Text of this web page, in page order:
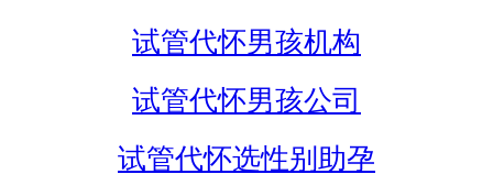
试管代怀男孩机构
试管代怀男孩公司
试管代怀选性别助孕